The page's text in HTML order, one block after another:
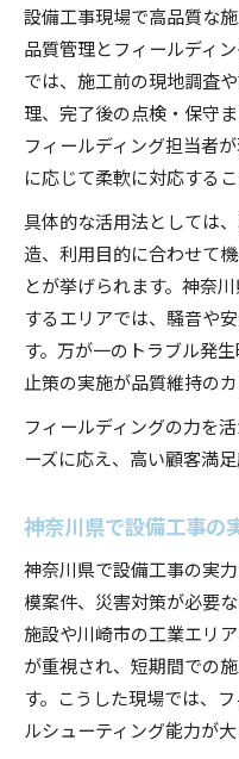
設備工事現場で高品質な
品質管理とフィールディ
では、施工前の現地調査
理、完了後の点検・保守
フィールディング担当者
に応じて柔軟に対応するこ
具体的な活用法としては
造、利用目的に合わせて
とが挙げられます。神奈
するエリアでは、騒音や
す。万が一のトラブル発
止策の実施が品質維持のカ
フィールディングの力を
ーズに応え、高い顧客満
神奈川県で設備工事の
神奈川県で設備工事の実
模案件、災害対策が必要
施設や川崎市の工業エリ
が重視され、短期間での
す。こうした現場では、
ルシューティング能力が